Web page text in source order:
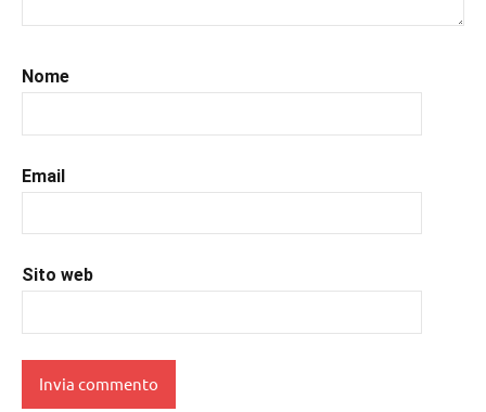
#recensioni
#recensionilibri,
Nome
Email
Sito web